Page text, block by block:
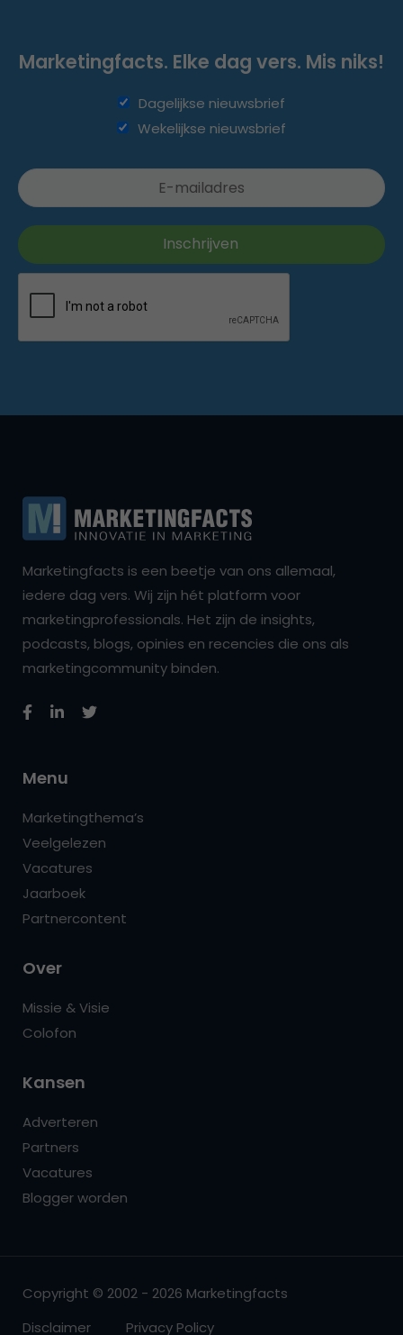
Marketingfacts. Elke dag vers. Mis niks!
Dagelijkse nieuwsbrief
Wekelijkse nieuwsbrief
Marketingfacts is een beetje van ons allemaal,
iedere dag vers. Wij zijn hét platform voor
marketingprofessionals. Het zijn de insights,
podcasts, blogs, opinies en recencies die ons als
marketingcommunity binden.
Menu
Marketingthema’s
Veelgelezen
Vacatures
Jaarboek
Partnercontent
Over
Missie & Visie
Colofon
Kansen
Adverteren
Partners
Vacatures
Blogger worden
Copyright © 2002 - 2026 Marketingfacts
Disclaimer
Privacy Policy